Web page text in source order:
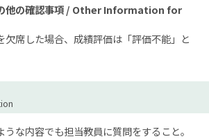
他の確認事項 / Other Information for
欠席した場合、成績評価は「評価不能」と
な内容でも担当教員に質問をすること。